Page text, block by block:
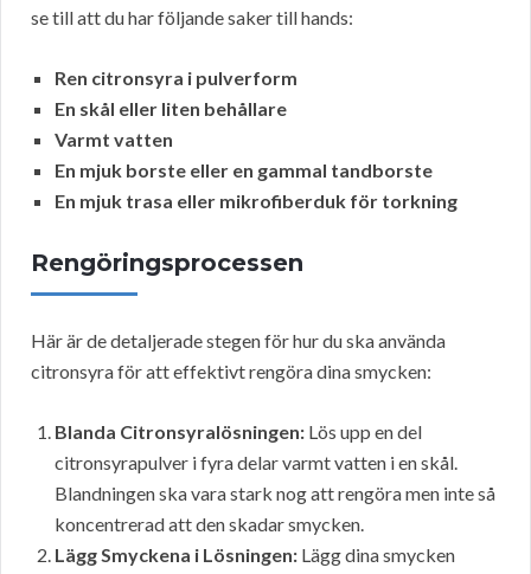
se till att du har följande saker till hands:
Ren citronsyra i pulverform
En skål eller liten behållare
Varmt vatten
En mjuk borste eller en gammal tandborste
En mjuk trasa eller mikrofiberduk för torkning
Rengöringsprocessen
Här är de detaljerade stegen för hur du ska använda
citronsyra för att effektivt rengöra dina smycken:
Blanda Citronsyralösningen: Lös upp en del
citronsyrapulver i fyra delar varmt vatten i en skål.
Blandningen ska vara stark nog att rengöra men inte så
koncentrerad att den skadar smycken.
Lägg Smyckena i Lösningen: Lägg dina smycken